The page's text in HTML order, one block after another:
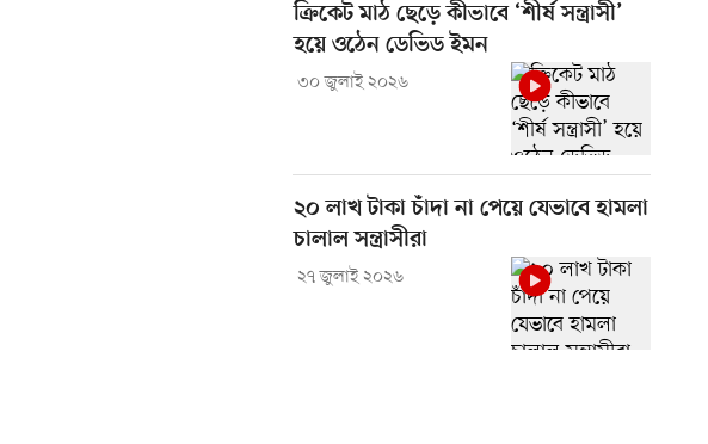
ক্রিকেট মাঠ ছেড়ে কীভাবে ‘শীর্ষ সন্ত্রাসী’
হয়ে ওঠেন ডেভিড ইমন
৩০ জুলাই ২০২৬
২০ লাখ টাকা চাঁদা না পেয়ে যেভাবে হামলা
চালাল সন্ত্রাসীরা
২৭ জুলাই ২০২৬